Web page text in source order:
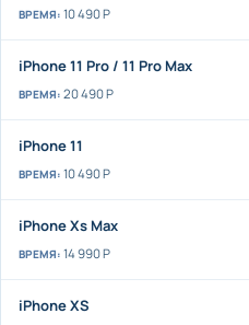
10 490 Р
iPhone 11 Pro / 11 Pro Max
20 490 P
iPhone 11
10 490 Р
iPhone Xs Max
14 990 Р
iPhone XS